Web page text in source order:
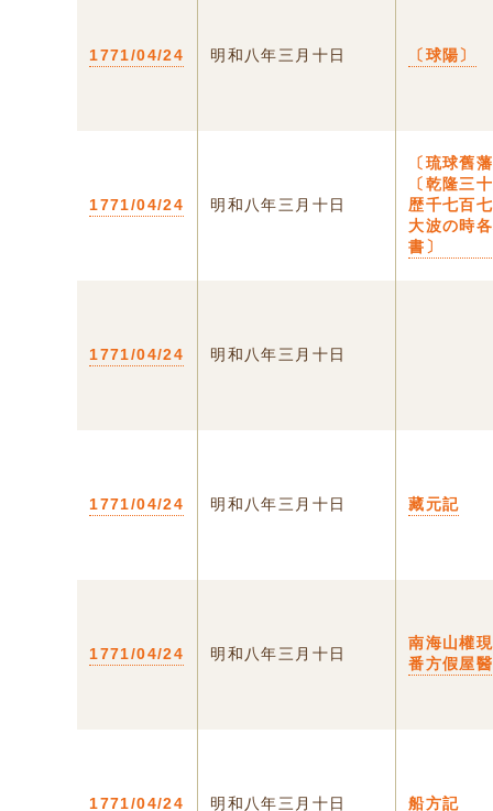
1771/04/24 明和八年三月十日 〔球陽〕
1771/04/24 明和八年三月十日
〔琉球舊
〔乾隆三
歴千七百
大波の時
書〕
1771/04/24 明和八年三月十日
1771/04/24 明和八年三月十日 藏元記
1771/04/24 明和八年三月十日
南海山權
番方假屋
1771/04/24 明和八年三月十日 船方記